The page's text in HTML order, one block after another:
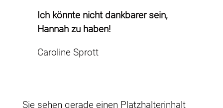
Ich könnte nicht dankbarer sein,
Hannah zu haben!
Caroline Sprott
Sie sehen gerade einen Platzhalterinhalt